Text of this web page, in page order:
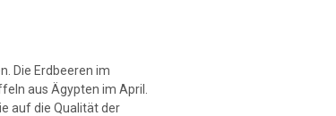
Die Erdbeeren im
aus Ägypten im April.
auf die Qualität der